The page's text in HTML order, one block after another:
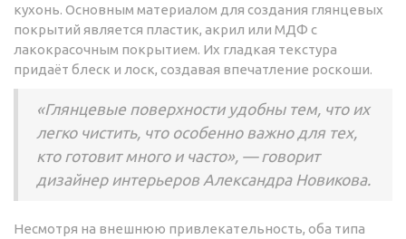
кухонь. Основным материалом для создания глянцевых
покрытий является пластик, акрил или МДФ с
лакокрасочным покрытием. Их гладкая текстура
придаёт блеск и лоск, создавая впечатление роскоши.
«Глянцевые поверхности удобны тем, что их
легко чистить, что особенно важно для тех,
кто готовит много и часто», — говорит
дизайнер интерьеров Александра Новикова.
Несмотря на внешнюю привлекательность, оба типа